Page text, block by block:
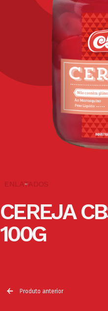
Produto anterior
ENLATADOS
CEREJA
100G